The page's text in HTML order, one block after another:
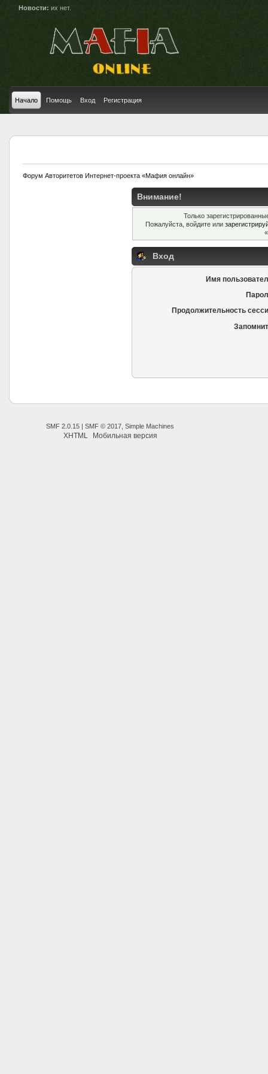
Новости: их нет.
Начало Помощь Вход Регистрация
Форум Авторитетов Интернет-проекта «Мафия онлайн»
Внимание!
Только
Пожалуйста, войдите или
Вход
Имя
Продолжительность
SMF 2.0.15 |SMF © 2017 ,Simple Machines
XHTML Мобильная версия